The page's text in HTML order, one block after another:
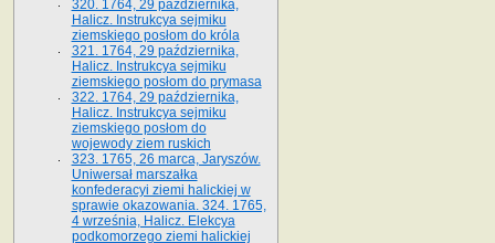
320. 1764, 29 października,
Halicz. Instrukcya sejmiku
ziemskiego posłom do króla
321. 1764, 29 października,
Halicz. Instrukcya sejmiku
ziemskiego posłom do prymasa
322. 1764, 29 października,
Halicz. Instrukcya sejmiku
ziemskiego posłom do
wojewody ziem ruskich
323. 1765, 26 marca, Jaryszów.
Uniwersał marszałka
konfederacyi ziemi halickiej w
sprawie okazowania. 324. 1765,
4 września, Halicz. Elekcya
podkomorzego ziemi halickiej